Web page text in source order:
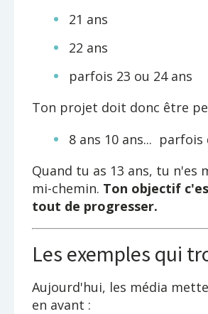
21 ans
22 ans
parfois 23 ou 24 ans
Ton projet doit donc être
8 ans 10 ans... parfois
Quand tu as 13 ans, tu n'es
mi-chemin. Ton objectif
tout de progresser.
Les exemples qui
Aujourd'hui, les média
en avant :